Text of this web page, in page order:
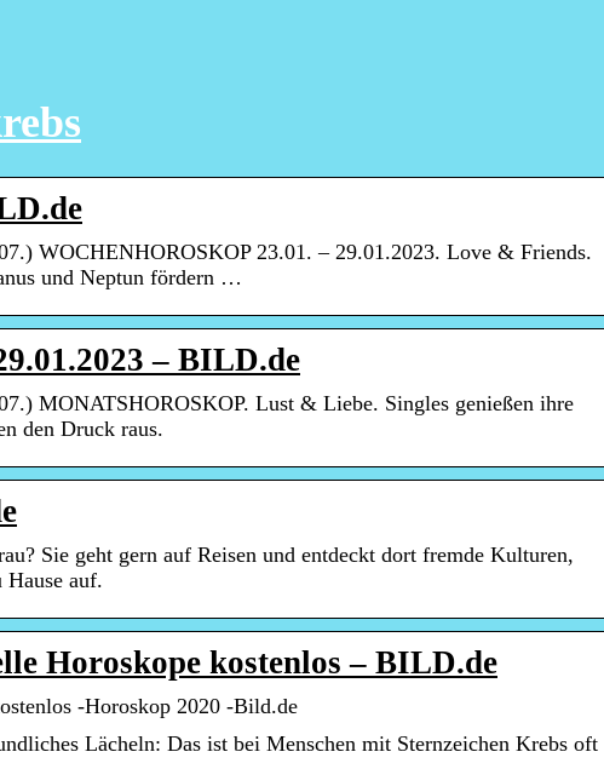
WOCHENHOROSKOP 23.01. – 29.01.2023. Love & Friends.
und Neptun fördern …
– BILD.de
MONATSHOROSKOP. Lust & Liebe. Singles genießen ihre
den Druck raus.
Sie geht gern auf Reisen und entdeckt dort fremde Kulturen,
Hause auf.
Horoskope kostenlos – BILD.de
-Horoskop 2020 -Bild.de
Lächeln: Das ist bei Menschen mit Sternzeichen Krebs oft